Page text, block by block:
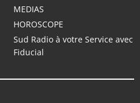
MEDIAS
HOROSCOPE
Sud Radio à votre Service avec
Fiducial